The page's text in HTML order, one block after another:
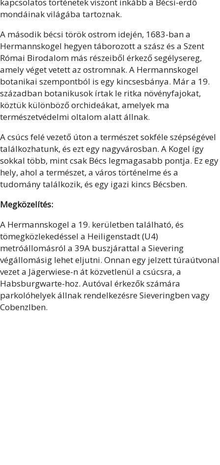
mondáinak világába tartoznak.
A második bécsi török ostrom idején, 1683-ban a
Hermannskogel hegyen táborozott a szász és a Szent
Római Birodalom más részeiből érkező segélysereg,
amely véget vetett az ostromnak. A Hermannskogel
botanikai szempontból is egy kincsesbánya. Már a 19.
században botanikusok írtak le ritka növényfajokat,
köztük különböző orchideákat, amelyek ma
természetvédelmi oltalom alatt állnak.
A csúcs felé vezető úton a természet sokféle szépségével
találkozhatunk, és ezt egy nagyvárosban. A Kogel így
sokkal több, mint csak Bécs legmagasabb pontja. Ez egy
hely, ahol a természet, a város történelme és a
tudomány találkozik, és egy igazi kincs Bécsben.
Megközelítés:
A Hermannskogel a 19. kerületben található, és
tömegközlekedéssel a Heiligenstadt (U4)
metróállomásról a 39A buszjárattal a Sievering
végállomásig lehet eljutni. Onnan egy jelzett túraútvonal
vezet a Jägerwiese-n át közvetlenül a csúcsra, a
Habsburgwarte-hoz. Autóval érkezők számára
parkolóhelyek állnak rendelkezésre Sieveringben vagy
Cobenzlben.